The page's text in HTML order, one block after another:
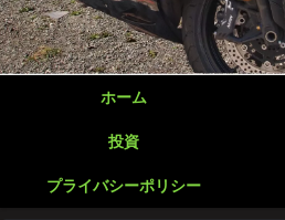
ホーム
投資
プライバシーポリシー